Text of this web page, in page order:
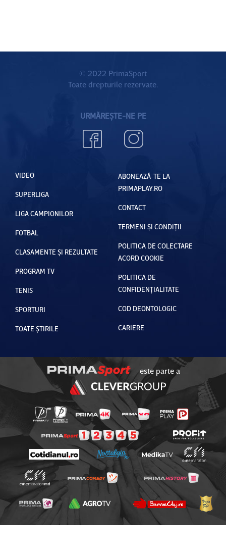
© 2022 PrimaSport
Toate drepturile rezervate.
URMĂREȘTE-NE PE
VIDEO
SUPERLIGA
LIGA CAMPIONILOR
FOTBAL
CLASAMENTE ȘI REZULTATE
PROGRAM TV
TENIS
SPORTURI
TOATE ȘTIRILE
ABONEAZĂ-TE LA
PRIMAPLAY.RO
CONTACT
TERMENI ȘI CONDIȚII
POLITICA DE COLECTARE
ACORD COOKIE
POLITICA DE
CONFIDENȚIALITATE
COD DEONTOLOGIC
CARIERE
este parte a